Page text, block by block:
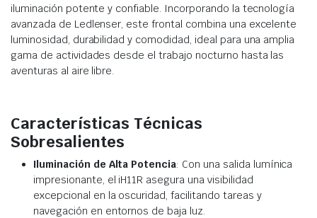
iluminación potente y confiable. Incorporando la tecnología
avanzada de Ledlenser, este frontal combina una excelente
luminosidad, durabilidad y comodidad, ideal para una amplia
gama de actividades desde el trabajo nocturno hasta las
aventuras al aire libre.
Características Técnicas
Sobresalientes
Iluminación de Alta Potencia: Con una salida lumínica
impresionante, el iH11R asegura una visibilidad
excepcional en la oscuridad, facilitando tareas y
navegación en entornos de baja luz.